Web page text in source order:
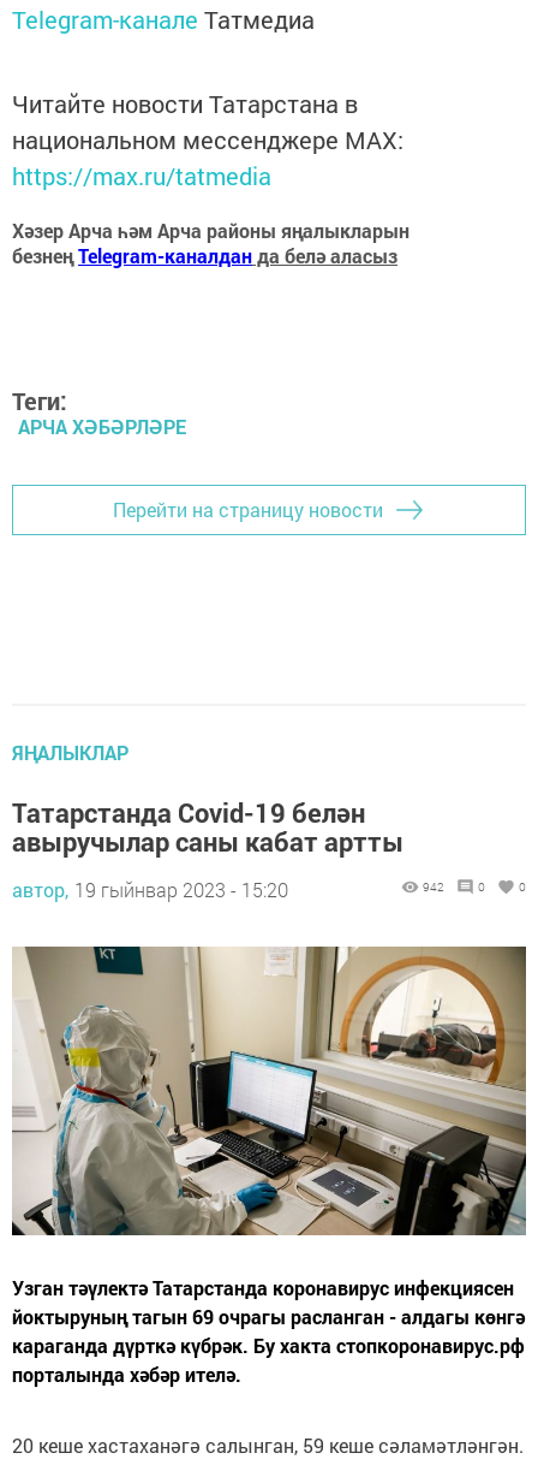
Telegram-канале Татмедиа
Читайте новости Татарстана в
национальном мессенджере MАХ:
https://max.ru/tatmedia
Хәзер Арча һәм Арча районы яңалыкларын
безнеңTelegram-каналданда белә аласыз
Теги:
АРЧА ХӘБӘРЛӘРЕ
Перейти на страницу новости
ЯҢАЛЫКЛАР
Татарстанда Сovid-19 белән
авыручылар саны кабат артты
автор, 19 гыйнвар 2023 - 15:20 942 0 0
Узган тәүлектә Татарстанда коронавирус инфекциясен
йоктыруның тагын 69 очрагы расланган - алдагы көнгә
караганда дүрткә күбрәк. Бу хакта стопкоронавирус.рф
порталында хәбәр ителә.
20 кеше хастаханәгә салынган, 59 кеше сәламәтләнгән.